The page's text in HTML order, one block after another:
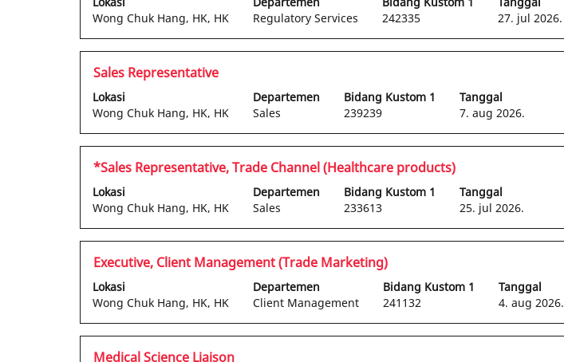
untuk
menavigasi
Daftar
Pilih
untuk
melihat
pekerjaan
keseluruhan.
lengkap
informasi
pekerjaan
tersebut.
Wong Chuk Hang, HK, HK
Regulatory Services
242335
27. jul 2026.
bilah
spasi
untuk
melihat
konten
lengkap
informasi
pekerjaan
tersebut.
Jabatan
Sales Representative
Lokasi
Wong Chuk Hang, HK, HK
Departemen
Sales
Bidang Kustom 1
239239
Tanggal
7. aug 2026.
Pilih
dengan
bilah
spasi
untuk
melihat
konten
lengkap
informasi
pekerjaan
tersebut.
Jabatan
*Sales Representative, Trade Channel (Healthcare products)
Lokasi
Wong Chuk Hang, HK, HK
Departemen
Sales
Bidang Kustom 1
233613
Tanggal
25. jul 2026.
Pilih
dengan
bilah
spasi
untuk
melihat
konten
lengkap
informasi
pekerjaan
tersebut.
Jabatan
Executive, Client Management (Trade Marketing)
Lokasi
Wong Chuk Hang, HK, HK
Departemen
Client Management
Bidang Kustom 1
241132
Tanggal
4. aug 2026.
Pilih
dengan
bilah
spasi
untuk
melihat
Jabatan
Medical Science Liaison
Pilih